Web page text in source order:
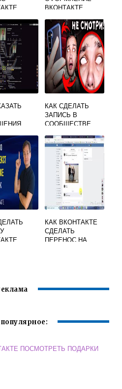
ВКОНТАКТЕ
КАК СДЕЛАТЬ
ЗАПИСЬ В
СООБЩЕСТВЕ
ТЕЛЕФОНА
КАК ВКОНТАКТЕ
СДЕЛАТЬ
ПЕРЕНОС НА
ПОСМОТРЕТЬ ПОДАРКИ